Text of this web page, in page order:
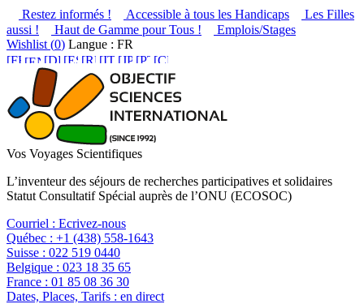
Restez informés ! Accessible à tous les Handicaps
Les Filles
aussi !
Haut de Gamme pour Tous !
Emplois/Stages
Wishlist (0) Langue : FR
Vos Voyages Scientifiques
L’inventeur des séjours de recherches participatives et solidaires
Statut Consultatif Spécial auprès de l’ONU (ECOSOC)
Courriel : Ecrivez-nous
Québec : +1 (438) 558-1643
Suisse : 022 519 0440
Belgique : 023 18 35 65
France : 01 85 08 36 30
Dates, Places, Tarifs : en direct